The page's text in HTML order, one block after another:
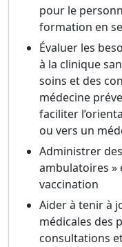
pour le
formation en
Évaluer les
à la clinique
soins et des
médecine
faciliter
ou vers un
Administrer
ambulatoires »
vaccination
Aider à tenir à
médicales des
consultations